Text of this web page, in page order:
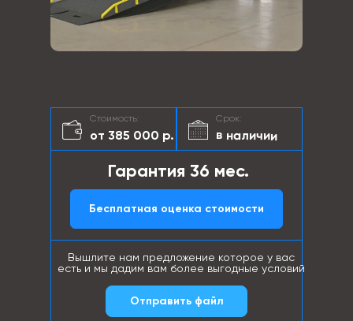
Срок:
в наличии
Стоимость:
от 385 000 р.
Гарантия 36 мес.
Бесплатная оценка стоимости
Вышлите нам предложение которое у вас
есть и мы дадим вам более выгодные условий
Отправить файл